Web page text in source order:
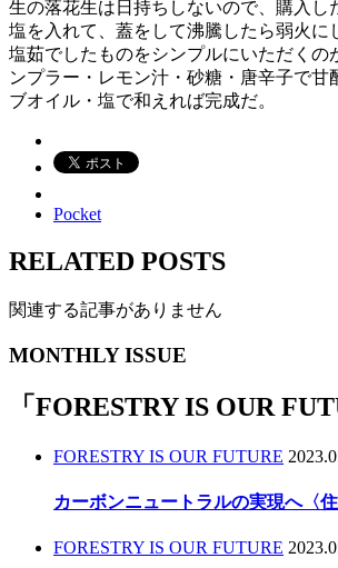
生の落花生は日持ちしないので、購入
塩を入れて、蓋をして沸騰したら弱火に
塩茹でしたものをシンプルにいただく
ンプラー・レモン汁・砂糖・唐辛子で
ブオイル・塩で和えれば完成だ。
Pocket
RELATED POSTS
関連する記事がありません
MONTHLY ISSUE
「 FORESTRY IS OUR
FORESTRY IS OUR FUTURE
カーボンニュートラルの実現へ〈
FORESTRY IS OUR FUTURE